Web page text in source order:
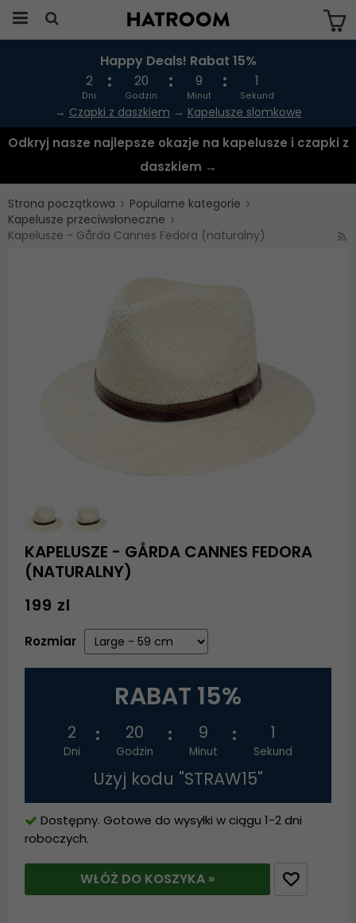
Produkten har blivit tillagd i varukorgen
Happy Deals! Rabat 15%
2
Dni
20
Godzin
9
Minut
1
Sekund
→ Czapki z daszkiem → Kapelusze slomkowe
Odkryj nasze najlepsze okazje na kapelusze i czapki z
daszkiem →
Strona początkowa
Popularne kategorie
Kapelusze przeciwsłoneczne
Kapelusze - Gårda Cannes Fedora (naturalny)
KAPELUSZE - GÅRDA CANNES FEDORA
(NATURALNY)
199 zl
Rozmiar
RABAT 15%
2
Dni
20
Godzin
9
Minut
1
Sekund
Użyj kodu "STRAW15"
Dostępny. Gotowe do wysyłki w ciągu 1-2 dni
roboczych.
WŁÓŻ DO KOSZYKA »